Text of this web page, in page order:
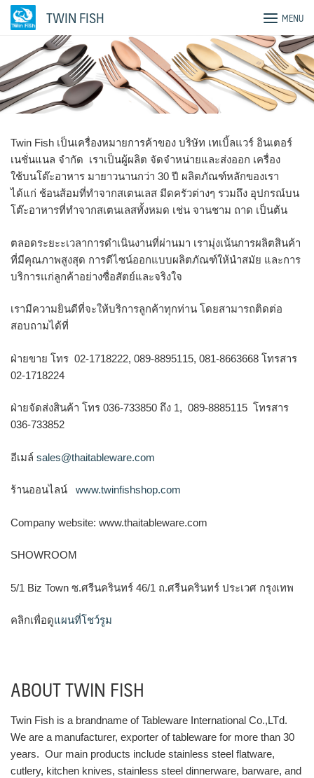
Skip
TWIN FISH MENU
Twin Fish เป็นเครื่องหมายการค้าของ บริษัท เทเบิ้ลแวร์ อินเตอร์
เนชั่นแนล จำกัด เราเป็นผู้ผลิต จัดจำหน่ายและส่งออก เครื่อง
ใช้บนโต๊ะอาหาร มายาวนานกว่า 30 ปี ผลิตภัณฑ์หลักของเรา
ได้แก่ ช้อนส้อมที่ทำจากสเตนเลส มีดครัวต่างๆ รวมถึง อุปกรณ์บน
โต๊ะอาหารที่ทำจากสเตนเลสทั้งหมด เช่น จานชาม ถาด เป็นต้น
ตลอดระยะะเวลาการดำเนินงานที่ผ่านมา เรามุ่งเน้นการผลิตสินค้า
ที่มีคุณภาพสูงสุด การดีไซน์ออกแบบผลิตภัณฑ์ให้นำสมัย และการ
บริการแก่ลูกค้าอย่างซื่อสัตย์และจริงใจ
เรามีความยินดีที่จะให้บริการลูกค้าทุกท่าน โดยสามารถติดต่อ
สอบถามได้ที่
ฝ่ายขาย โทร 02-1718222, 089-8895115, 081-8663668 โทรสาร
02-1718224
ฝ่ายจัดส่งสินค้า โทร 036-733850 ถึง 1, 089-8885115 โทรสาร
036-733852
อีเมล์ sales@thaitableware.com
ร้านออนไลน์ www.twinfishshop.com
Company website: www.thaitableware.com
SHOWROOM
5/1 Biz Town ซ.ศรีนครินทร์ 46/1 ถ.ศรีนครินทร์ ประเวศ กรุงเทพ
คลิกเพื่อดูแผนที่โชว์รูม
ABOUT TWIN FISH
Twin Fish is a brandname of Tableware International Co.,LTd.
We are a manufacturer, exporter of tableware for more than 30
years. Our main products include stainless steel flatware,
cutlery, kitchen knives, stainless steel dinnerware, barware, and